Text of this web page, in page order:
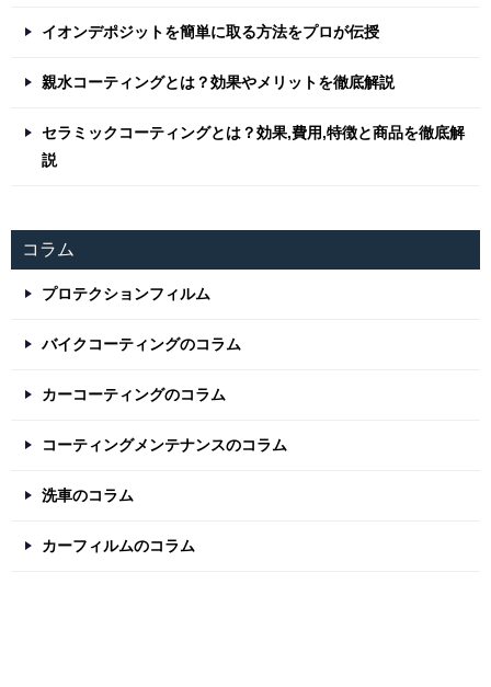
イオンデポジットを簡単に取る方法をプロが伝授
親水コーティングとは？効果やメリットを徹底解説
セラミックコーティングとは？効果,費用,特徴と商品を徹底解
説
コラム
プロテクションフィルム
バイクコーティングのコラム
カーコーティングのコラム
コーティングメンテナンスのコラム
洗車のコラム
カーフィルムのコラム